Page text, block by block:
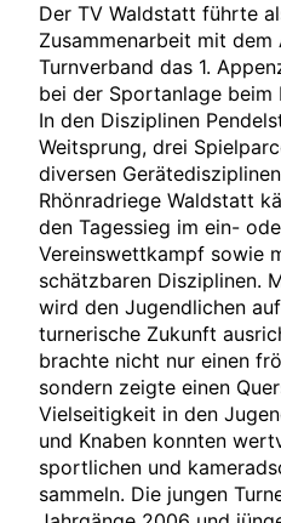
Der TV Waldstatt führte
Zusammenarbeit mit dem
Turnverband das 1.
bei der Sportanlage beim
In den Disziplinen
Weitsprung, drei
diversen
Rhönradriege Waldstatt
den Tagessieg im ein-
Vereinswettkampf sowie
schätzbaren Disziplinen.
wird den Jugendlichen
turnerische Zukunft
brachte nicht nur einen
sondern zeigte einen
Vielseitigkeit in den
und Knaben konnten
sportlichen und
sammeln. Die jungen